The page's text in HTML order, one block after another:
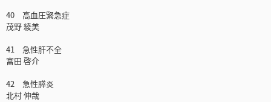
40 高血圧緊急症
茂野 綾美
41 急性肝不全
富田 啓介
42 急性膵炎
北村 伸哉